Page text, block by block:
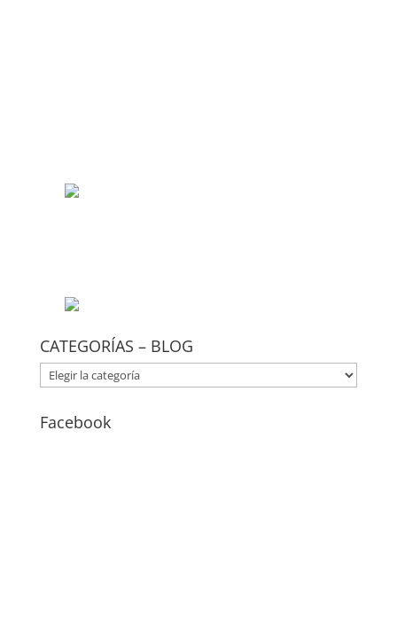
CATEGORÍAS – BLOG
CATEGORÍAS
–
Facebook